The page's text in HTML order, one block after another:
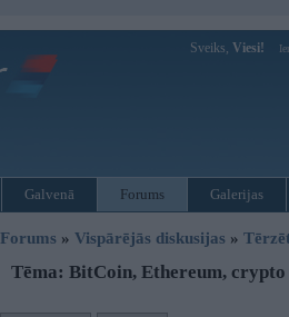
Sveiks, Viesi!
Galvenā Forums Galerijas
Forums » Vispārējās diskusijas »
Tēma: BitCoin, Ethereum,